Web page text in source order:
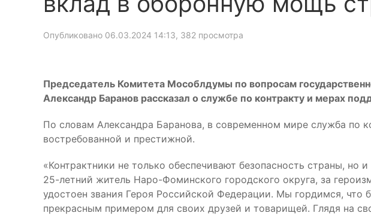
Опубликовано 06.03.2024 14:13, 382 просмотра
Председатель Комитета Мособлдумы по вопросам
Александр Баранов рассказал о службе по контракту и мерах
По словам Александра Баранова, в современном мире служба по
востребованной и престижной.
«Контрактники не только обеспечивают безопасность страны,
25-летний житель Наро-Фоминского городского округа, за
удостоен звания Героя Российской Федерации. Мы гордимся, что
прекрасным примером для своих друзей и товарищей. Глядя на